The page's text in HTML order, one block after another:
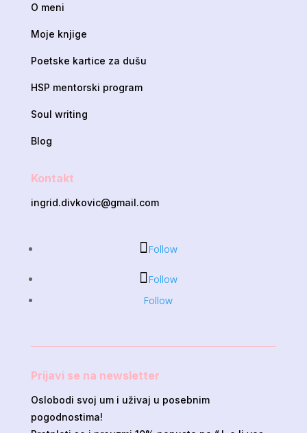
O meni
Moje knjige
Poetske kartice za dušu
HSP mentorski program
Soul writing
Blog
Kontakt
ingrid.divkovic@gmail.com
Follow
Follow
Follow
Prijavi se na newsletter
Oslobodi svoj um i uživaj u posebnim
pogodnostima!